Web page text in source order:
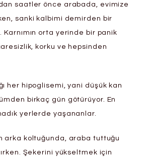
saatler önce arabada, evimize
sanki kalbimi demirden bir
Karnımın orta yerinde bir panik
korku ve hepsinden
her hipoglisemi, yani düşük kan
birkaç gün götürüyor. En
yerlerde yaşananlar.
arka koltuğunda, araba tuttuğu
Şekerini yükseltmek için